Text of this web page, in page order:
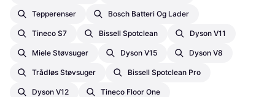
Tepperenser Bosch Batteri Og Lader
Tineco S7 Bissell Spotclean Dyson V11
Miele Støvsuger Dyson V15 Dyson V8
Trådløs Støvsuger Bissell Spotclean Pro
Dyson V12 Tineco Floor One